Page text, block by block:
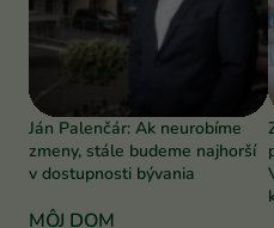
Ján Palenčár: Ak neurobíme
zmeny, stále budeme najhorší
v dostupnosti bývania
MÔJ DOM